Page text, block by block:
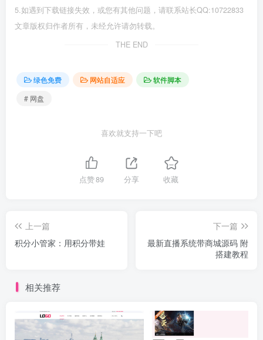
5.如遇到下载链接失效，或您有其他问题，请联系站长QQ:10722833
文章版权归作者所有，未经允许请勿转载。
THE END
绿色免费 网站自适应
软件脚本
# 网盘
喜欢就支持一下吧
点赞89 分享 收藏
上一篇
积分小管家：用积分带娃
下一篇
最新直播系统带商城源码 附
搭建教程
相关推荐